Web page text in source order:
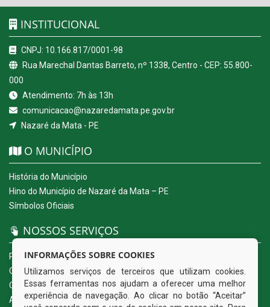
INSTITUCIONAL
CNPJ: 10.166.817/0001-98
Rua Marechal Dantas Barreto, nº 1338, Centro - CEP: 55.800-
000
Atendimento: 7h às 13h
comunicacao@nazaredamata.pe.gov.br
Nazaré da Mata - PE
O MUNICÍPIO
História do Município
Hino do Município de Nazaré da Mata – PE
Símbolos Oficiais
NOSSOS SERVIÇOS
Portal da Transparência
Carta de Serviços ao Usuário
Ouvidoria Eletrônica
Acesso a Informação (eSIC)
INFORMAÇÕES SOBRE COOKIES
Utilizamos serviços de terceiros que utilizam cookies.
Essas ferramentas nos ajudam a oferecer uma melhor
experiência de navegação. Ao clicar no botão “Aceitar”